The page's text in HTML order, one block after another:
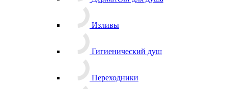
Изливы
Гигиенический душ
Переходники